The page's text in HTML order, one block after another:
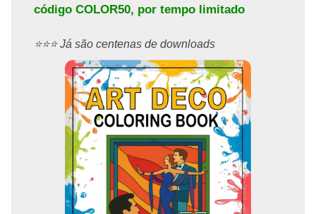
código COLOR50, por tempo limitado
⭐️⭐️⭐️ Já são centenas de downloads